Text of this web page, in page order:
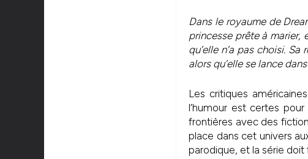
Dans le royaume de
princesse prête à marier,
qu’elle n’a pas choisi.
alors qu’elle se lance
Les critiques
l’humour est certes
frontières avec des
place dans cet univers
parodique, et la série